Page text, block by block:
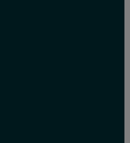
the user must define